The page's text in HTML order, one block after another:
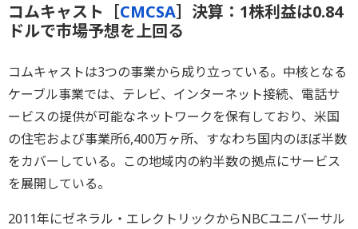
コムキャスト［CMCSA］決算：1株利益は0.84
ドルで市場予想を上回る
コムキャストは3つの事業から成り立っている。中核となる
ケーブル事業では、テレビ、インターネット接続、電話サ
ービスの提供が可能なネットワークを保有しており、米国
の住宅および事業所6,400万ヶ所、すなわち国内のほぼ半数
をカバーしている。この地域内の約半数の拠点にサービス
を展開している。
2011年にゼネラル・エレクトリックからNBCユニバーサル